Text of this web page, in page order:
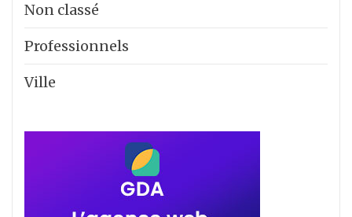
Non classé
Professionnels
Ville